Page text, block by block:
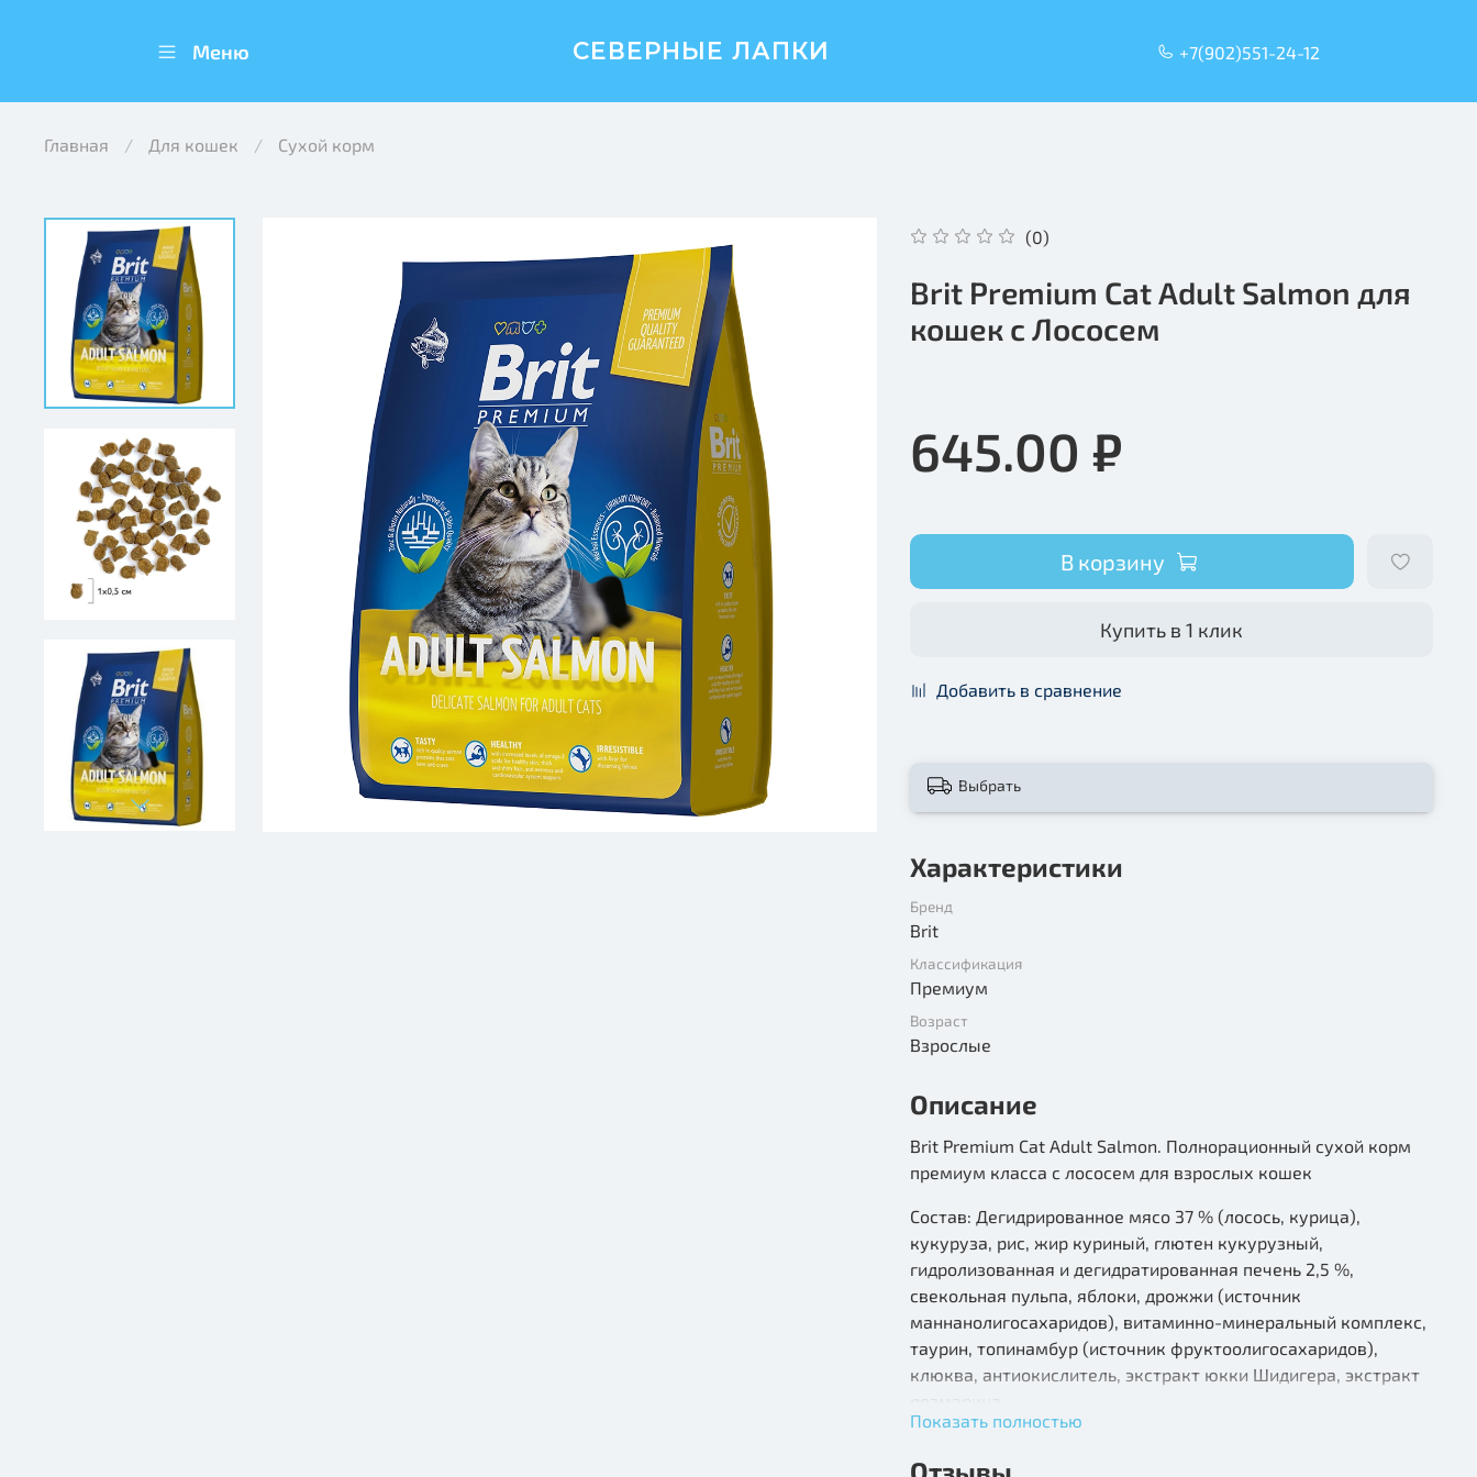
Меню СЕВЕРНЫЕ ЛАПКИ +7(902)551-24-12
Главная Для кошек Сухой корм
(0)
Brit Premium Cat Adult Salmon для
кошек с Лососем
645.00 ₽
В корзину
Купить в 1 клик
Добавить в сравнение
Выбрать
Характеристики
Бренд
Brit
Классификация
Премиум
Возраст
Взрослые
Описание
Brit Premium Cat Adult Salmon. Полнорационный сухой корм
премиум класса с лососем для взрослых кошек
Состав: Дегидрированное мясо 37 % (лосось, курица),
кукуруза, рис, жир куриный, глютен кукурузный,
гидролизованная и дегидратированная печень 2,5 %,
свекольная пульпа, яблоки, дрожжи (источник
маннанолигосахаридов), витаминно-минеральный комплекс,
таурин, топинамбур (источник фруктоолигосахаридов),
клюква, антиокислитель, экстракт юкки Шидигера, экстракт
жир 14 г, клетчатка 1,2 г, зола 6,8 г, Са 1,7 г, P 1,0 г.
Показать полностью